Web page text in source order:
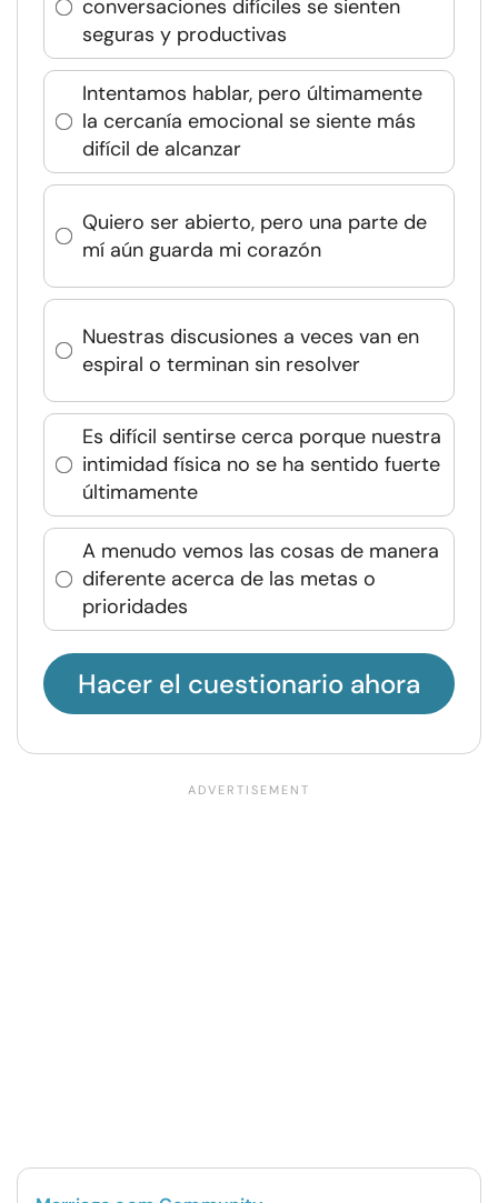
conversaciones difíciles se sienten
seguras y productivas
Intentamos hablar, pero últimamente
la cercanía emocional se siente más
difícil de alcanzar
Quiero ser abierto, pero una parte de
mí aún guarda mi corazón
Nuestras discusiones a veces van en
espiral o terminan sin resolver
Es difícil sentirse cerca porque nuestra
intimidad física no se ha sentido fuerte
últimamente
A menudo vemos las cosas de manera
diferente acerca de las metas o
prioridades
Hacer el cuestionario ahora